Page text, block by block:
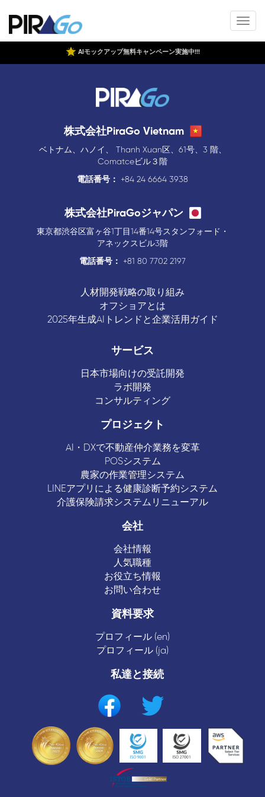
AIモックアップ無料キャンペーン実施中!!!
株式会社PiraGo Vietnam
ベトナム、ハノイ、 Thanh Xuan区、61号、3 階、
Comatceビル３階
電話番号：
+84 24 6664 3938
株式会社PiraGoジャパン
東京都渋谷区富ヶ谷1丁目14番14号スタンフォード・
アネックスビル3階
電話番号：
+81 80 7702 2197
人材開発戦略の取り組み
オフショアとは
2025年生成AIトレンドと企業活用ガイド
サービス
日本市場向けの受託開発
ラボ開発
コンサルティング
プロジェクト
AI・DXで不動産仲介業務を変革
POSシステム
農家の作業管理システム
LINEアプリによる健康診断予約システム
介護保険請求システムリニューアル
会社
会社情報
人気職種
お役立ち情報
お問い合わせ
資料要求
プロフィール (en)
プロフィール (ja)
私達と接続